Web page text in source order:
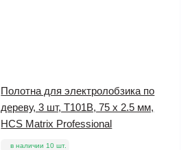
Полотна для электролобзика по
дереву, 3 шт, T101B, 75 х 2.5 мм,
HCS Matrix Professional
в наличии 10 шт.